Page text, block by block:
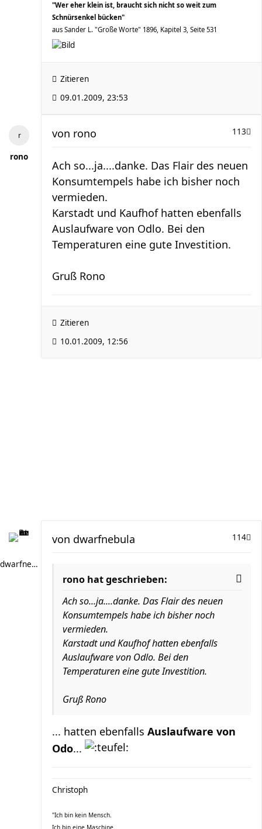
"Wer eher klein ist, braucht sich nicht so weit zum
Schnürsenkel bücken"
aus Sander L. "Große Worte" 1896, Kapitel 3, Seite 531
Zitieren
09.01.2009, 23:53
rono
113
von rono
Ach so...ja....danke. Das Flair des neuen
Konsumtempels habe ich bisher noch
vermieden.
Karstadt und Kaufhof hatten ebenfalls
Auslaufware von Odlo. Bei den
Temperaturen eine gute Investition.
Gruß Rono
Zitieren
10.01.2009, 12:56
dwarfnebula
114
von dwarfnebula
rono hat geschrieben:
Ach so...ja....danke. Das Flair des neuen
Konsumtempels habe ich bisher noch
vermieden.
Karstadt und Kaufhof hatten ebenfalls
Auslaufware von Odlo. Bei den
Temperaturen eine gute Investition.
Gruß Rono
... hatten ebenfalls Auslaufware von
Odo...
Christoph
"Ich bin kein Mensch.
Ich bin eine Maschine.